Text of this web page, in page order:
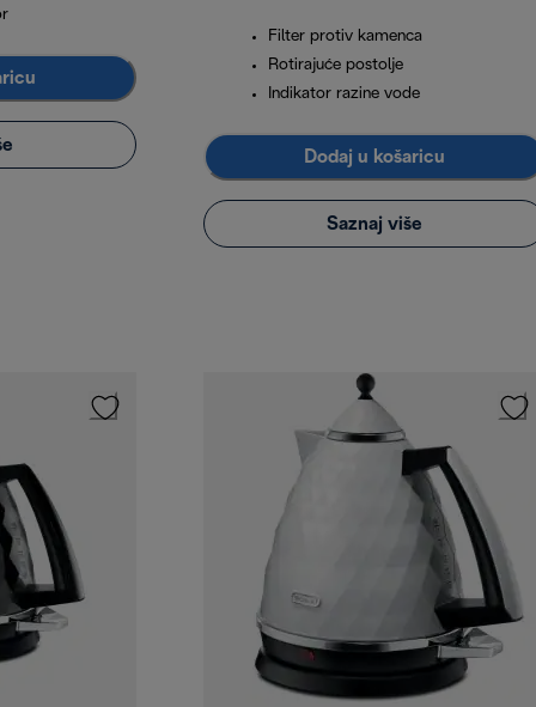
Filter protiv kamenca
Rotirajuće postolje
Indikator razine vode
Dodaj u košaricu
Saznaj više